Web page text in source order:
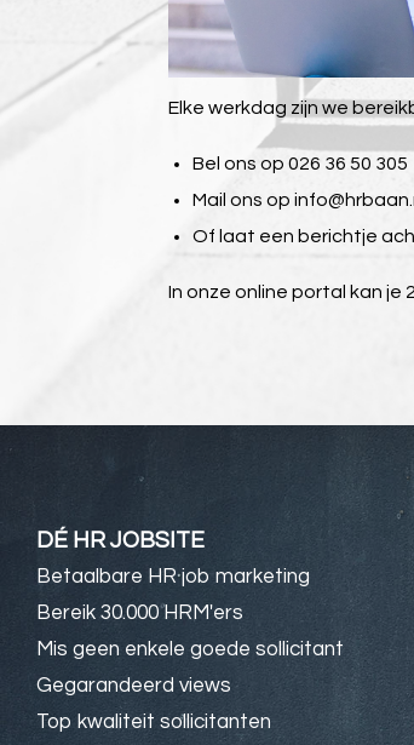
Elke werkdag zijn we
Bel ons op 026 36 50 305
Mail ons op
Of laat een berichtje
In onze online portal kan je
DÉ HR JOBSITE
Betaalbare HR job marketing
Bereik 30.000 HRM'ers
Mis geen enkele goede sollicitant
Gegarandeerd views
Top kwaliteit sollicitanten